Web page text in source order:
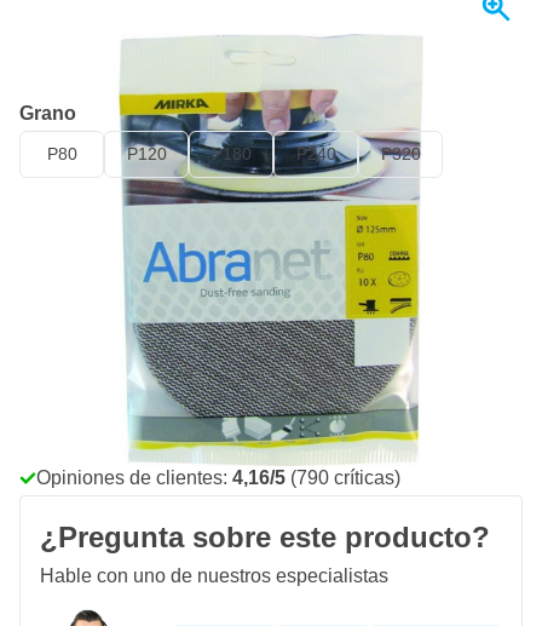
Grano
P80 P120 P180 P240 P320
€ incl. IVA
Añadir al carrito
Haz tu pedido antes de las 23:59,se envía hoy
desde 150,- €
devoluciones & cambios
Opiniones de clientes: 4,16/5 (790 críticas)
¿Pregunta sobre este producto?
Hable con uno de nuestros especialistas